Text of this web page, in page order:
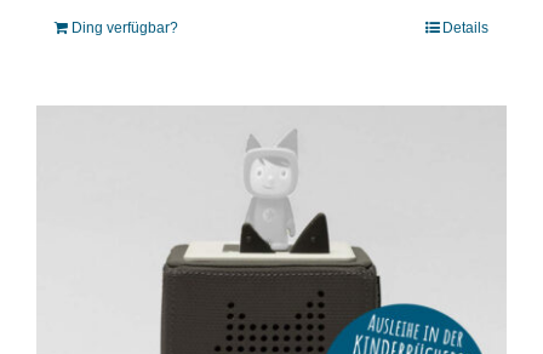
Ding verfügbar? Details